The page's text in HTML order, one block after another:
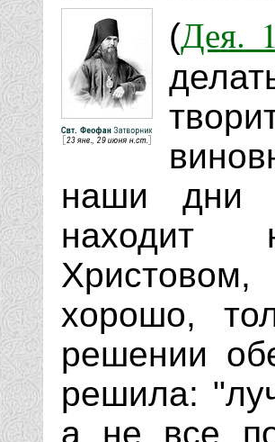
(Дея.
наши дни
находит
хорошо,
решении
решила:
а не все